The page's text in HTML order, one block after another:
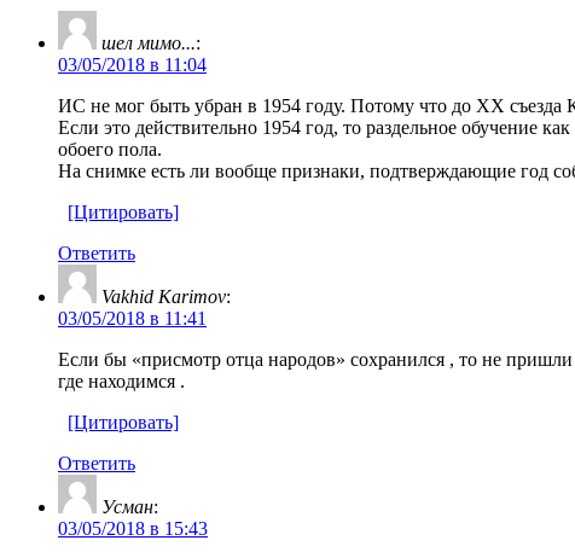
шел мимо...:
03/05/2018 в 11:04
ИС не мог быть убран в 1954 году. Потому что до ХХ
Если это действительно 1954 год, то раздельное обучение
обоего пола.
На снимке есть ли вообще признаки, подтверждающие год
[Цитировать]
Ответить
Vakhid Karimov:
03/05/2018 в 11:41
Если бы «присмотр отца народов» сохранился , то не пришли
где находимся .
[Цитировать]
Ответить
Усман:
03/05/2018 в 15:43